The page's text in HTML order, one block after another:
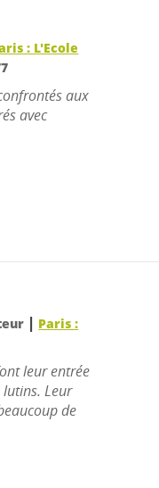
: L'Ecole
aux
avec
| Paris :
leur entrée
Leur
de